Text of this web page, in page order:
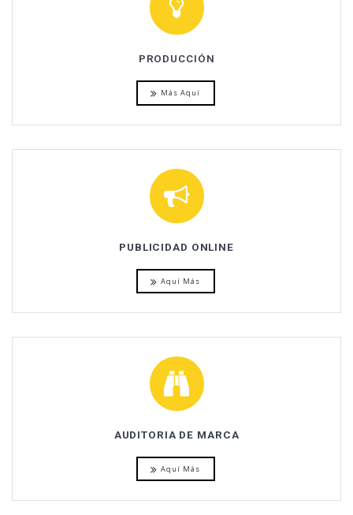
PRODUCCIÓN
Más Aquí
PUBLICIDAD ONLINE
Aquí Más
AUDITORIA DE MARCA
Aquí Más